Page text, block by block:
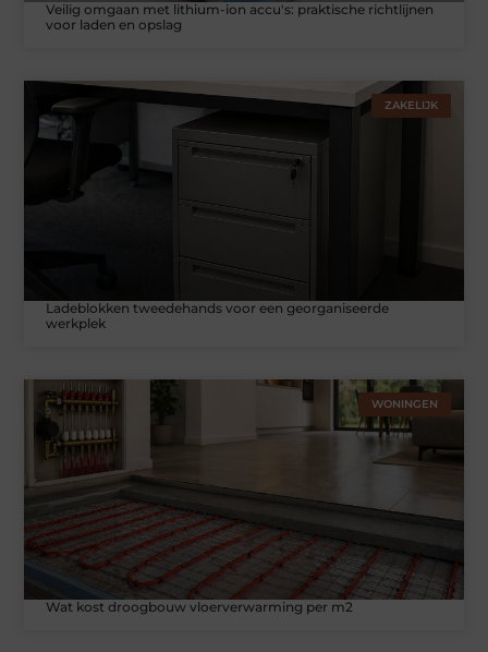
Veilig omgaan met lithium-ion accu's: praktische richtlijnen
voor laden en opslag
ZAKELIJK
Ladeblokken tweedehands voor een georganiseerde
werkplek
WONINGEN
Wat kost droogbouw vloerverwarming per m2